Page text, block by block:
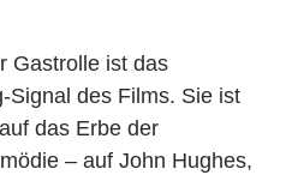
Gastrolle ist das
Signal des Films. Sie ist
das Erbe der
– auf John Hughes,